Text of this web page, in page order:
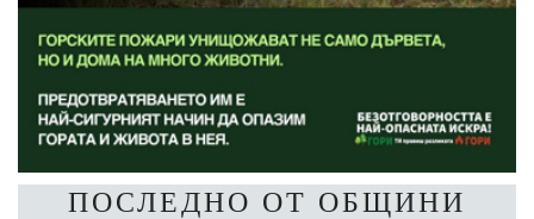
ПОСЛЕДНО ОТ ОБЩИНИ